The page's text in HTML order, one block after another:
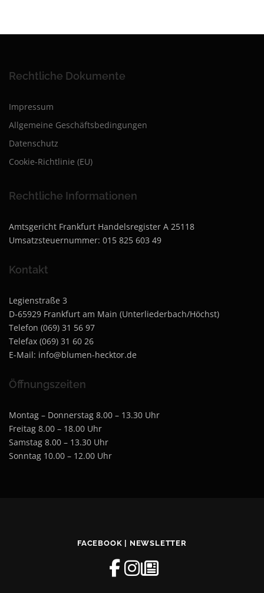
Rechtliche Dokumente
Impressum
Allgemeine Geschäftsbedingungen
Datenschutz
Cookie-Richtlinie (EU)
Rechtliche Informationen
Amtsgericht Frankfurt Handelsregister A 25118
Umsatzsteuernummer: 015 825 603 49
Kontakt
Legienstraße 3
D-65929 Frankfurt am Main (Unterliederbach/Höchst)
Telefon (069) 31 56 97
Telefax (069) 31 60 26
E-Mail: info@blumen-hecktor.de
Öffnungszeiten
Montag – Donnerstag 8.00 – 13.30 Uhr
Freitag 8.00 – 18.00 Uhr
Samstag 8.00 – 13.30 Uhr
Sonntag 10.00 – 12.00 Uhr
FACEBOOK | NEWSLETTER